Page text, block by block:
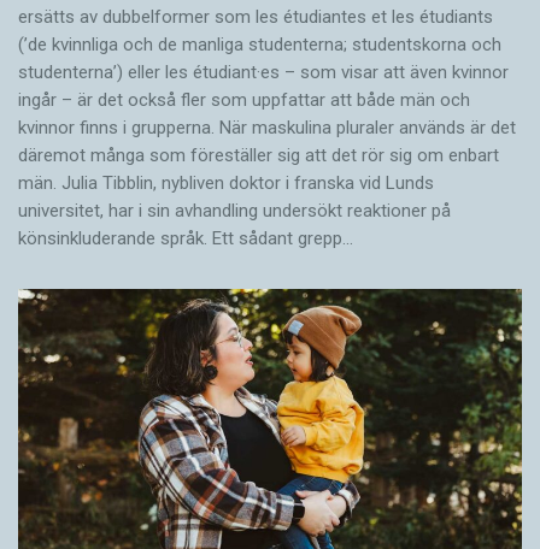
ersätts av dubbel­former som les étudiantes et les étudiants
(’de kvinnliga och de manliga studenterna; studentskorna och
studenterna’) eller les étudiant·es – som visar att även kvinnor
ingår – är det också fler som uppfattar att både män och
kvinnor finns i grupperna. När maskulina pluraler används är det
där­emot många som föreställer sig att det rör sig om enbart
män. Julia Tibblin, nybliven doktor i franska vid Lunds
universitet, har i sin avhandling undersökt reaktioner på
könsinkluderande språk. Ett sådant grepp…